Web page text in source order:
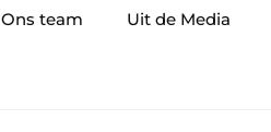
Ons team Uit de Media